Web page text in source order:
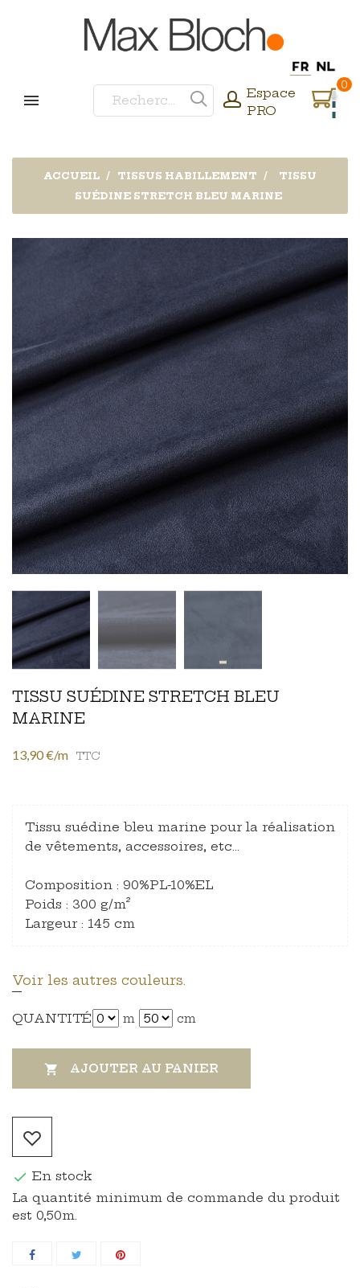
Espace
PRO
0
ACCUEIL TISSUS HABILLEMENT
TISSU
SUÉDINE STRETCH BLEU MARINE
TISSU SUÉDINE STRETCH BLEU
MARINE
13,90 €/m TTC
Tissu suédine bleu marine pour la réalisation
de vêtements, accessoires, etc…
Composition : 90%PL-10%EL
Poids : 300 g/m²
Largeur : 145 cm
Voir les autres couleurs.
QUANTITÉ m cm
 AJOUTER AU PANIER
 En stock
La quantité minimum de commande du produit
est 0,50m.